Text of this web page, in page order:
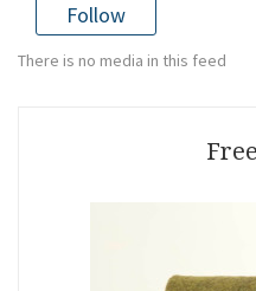
Follow
There is no media in this feed